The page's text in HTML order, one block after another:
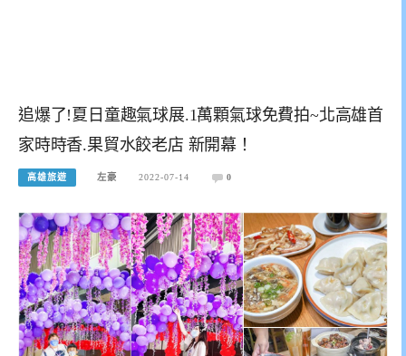
追爆了!夏日童趣氣球展.1萬顆氣球免費拍~北高雄首
家時時香.果貿水餃老店 新開幕！
高雄旅遊 左豪 2022-07-14 0